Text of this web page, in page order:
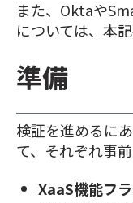
また、Oktaや
については、本
準備
検証を進めるに
て、それぞれ事
XaaS機能フ